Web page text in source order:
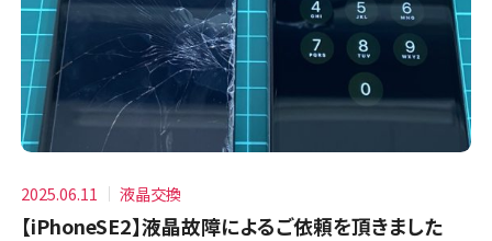
2025.06.11 液晶交換
【iPhoneSE2】液晶故障によるご依頼を頂きました